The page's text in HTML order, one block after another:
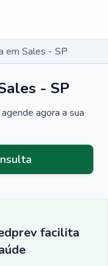
em Sales - SP
- SP
agora a sua
facilita